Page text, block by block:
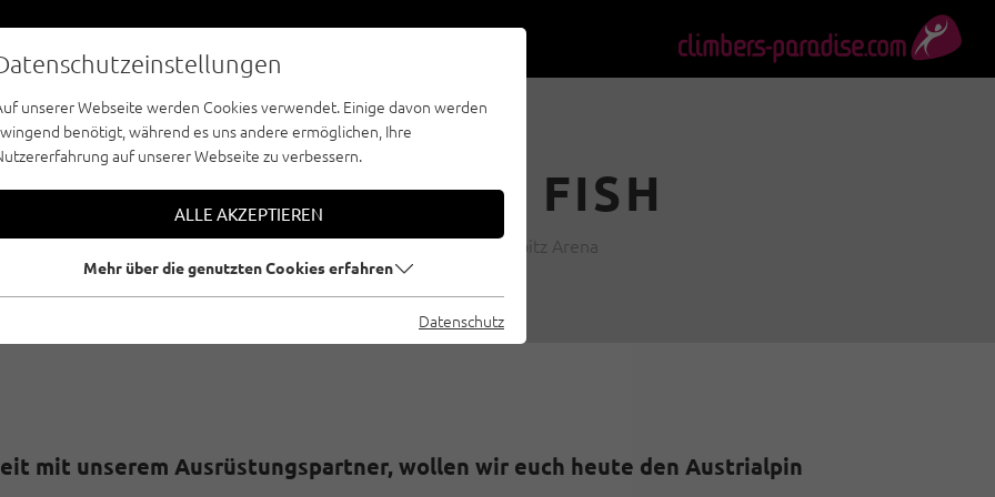
AUSTRIALPIN FISH
Erstellt vonClimbers Paradise Tirol | Tannheimer Tal, Tiroler Zugspitz Arena
mit unserem Ausrüstungspartner, wollen wir euch heute den Austrialpin
unserer Webseite werden Cookies verwendet. Einige davon werden
benötigt, während es uns andere ermöglichen, Ihre
auf unserer Webseite zu verbessern.
ALLE AKZEPTIEREN
Mehr über die genutzten Cookies erfahren
Datenschutz